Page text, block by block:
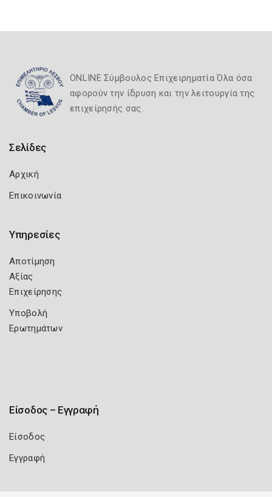
ONLINE Σύμβουλος Επιχειρηματία Όλα όσα
αφορούν την ίδρυση και την λειτουργία της
επιχείρησής σας.
Σελίδες
Αρχική
Επικοινωνία
Υπηρεσίες
Αποτίμηση
Αξίας
Επιχείρησης
Υποβολή
Ερωτημάτων
Είσοδος – Εγγραφή
Είσοδος
Εγγραφή